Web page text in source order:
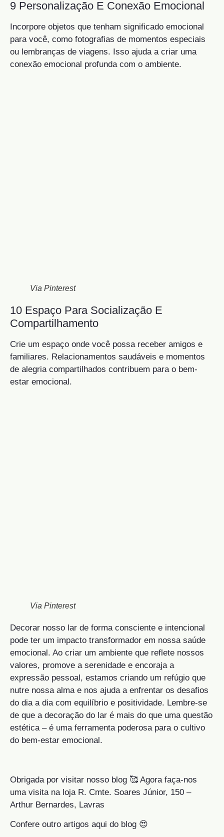
9 Personalização E Conexão Emocional
Incorpore objetos que tenham significado emocional
para você, como fotografias de momentos especiais
ou lembranças de viagens. Isso ajuda a criar uma
conexão emocional profunda com o ambiente.
Via Pinterest
10 Espaço Para Socialização E
Compartilhamento
Crie um espaço onde você possa receber amigos e
familiares. Relacionamentos saudáveis e momentos
de alegria compartilhados contribuem para o bem-
estar emocional.
Via Pinterest
Decorar nosso lar de forma consciente e intencional
pode ter um impacto transformador em nossa saúde
emocional. Ao criar um ambiente que reflete nossos
valores, promove a serenidade e encoraja a
expressão pessoal, estamos criando um refúgio que
nutre nossa alma e nos ajuda a enfrentar os desafios
do dia a dia com equilíbrio e positividade. Lembre-se
de que a decoração do lar é mais do que uma questão
estética – é uma ferramenta poderosa para o cultivo
do bem-estar emocional.
Obrigada por visitar nosso blog 🥰 Agora faça-nos
uma visita na loja R. Cmte. Soares Júnior, 150 –
Arthur Bernardes, Lavras
Confere outro artigos aqui do blog 😍